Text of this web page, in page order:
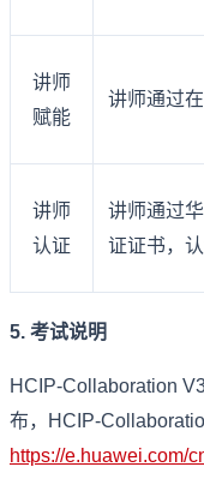
讲师
赋能
讲师通过
讲师
认证
讲师通过
证证书，
5. 考试说明
HCIP-Collaboration
布，HCIP-
https://e.huawei.com/